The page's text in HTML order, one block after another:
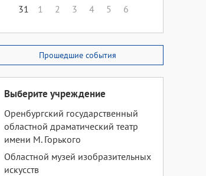
31
1 2 3 4 5 6
Прошедшие события
Выберите учреждение
Оренбургский государственный
областной драматический театр
имени М. Горького
Областной музей изобразительных
искусств